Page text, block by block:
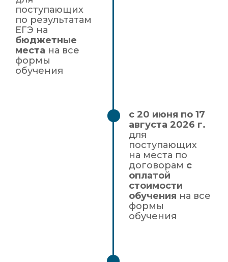
поступающих
по результатам
ЕГЭ на
бюджетные
места на все
формы
обучения
с 20 июня по 17
августа 2026 г.
для
поступающих
на места по
договорам с
оплатой
стоимости
обучения на все
формы
обучения